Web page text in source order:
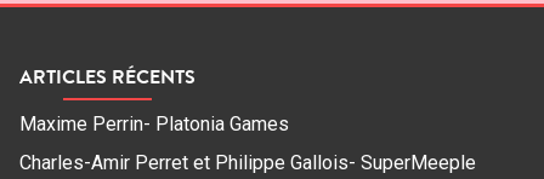
ARTICLES RÉCENTS
Maxime Perrin- Platonia Games
Charles-Amir Perret et Philippe Gallois- SuperMeeple